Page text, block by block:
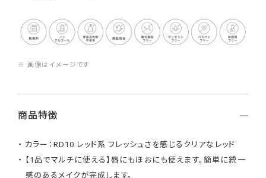
※ 画像はイメージです
商品特徴
カラー：RD10 レッド系 フレッシュさを感じるクリアなレッド
【1品でマルチに使える】唇にもほおにも使えます。簡単に統一
感のあるメイクが完成します。